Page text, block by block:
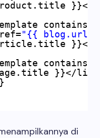
}}</
contains
"{{ blog.url
}}</
contains
}}</li>
di